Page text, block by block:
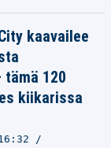
kaavailee
tämä 120
kiikarissa